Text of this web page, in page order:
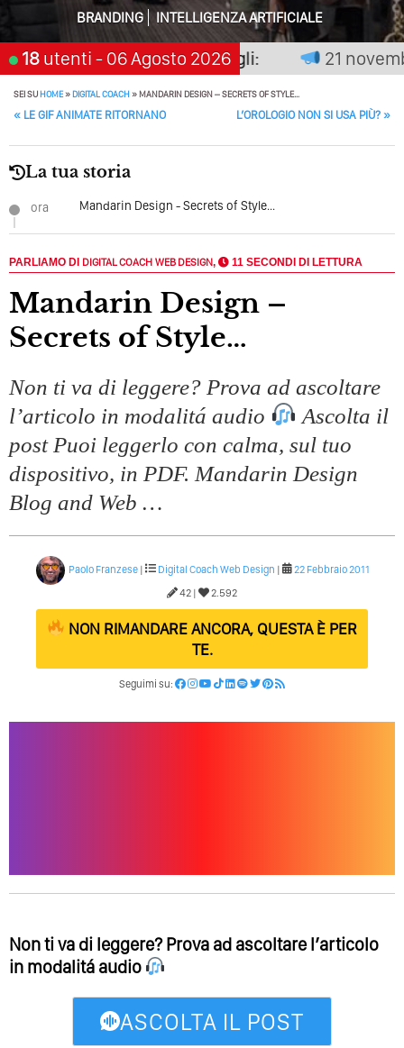
Perché Pubblicare Non Basta Più? Contenuti Di Valore O
Solo Rumore…
Perché Non Guadagni Sui Social Media? Probabilmente
Tutto Peggiorerà
Caso Delle Braccia Incrociate
Come Promuoversi Nel Wedding? Il Mio Intervento Per
L’Accademia Del Wedding
BRANDING
INTELLIGENZA ARTIFICIALE
18 utenti - 06 Agosto 2026
premia chi aspetta, scegli: 21 novembre
SEI SUHOME»DIGITAL COACH»MANDARIN DESIGN – SECRETS OF STYLE…
POST NAVIGATION
« LE GIF ANIMATE RITORNANO L’OROLOGIO NON SI USA PIÙ? »
La tua storia
ora Mandarin Design - Secrets of Style...
PARLIAMO DI DIGITAL COACH WEB DESIGN, 11 SECONDI DI LETTURA
Mandarin Design –
Secrets of Style…
Non ti va di leggere? Prova ad ascoltare
l’articolo in modalitá audio
Ascolta il
post Puoi leggerlo con calma, sul tuo
dispositivo, in PDF. Mandarin Design
Blog and Web …
Paolo Franzese | Digital Coach Web Design |
22 Febbraio 2011
42 |
2.592
NON RIMANDARE ANCORA, QUESTA È PER
TE.
Seguimi su:
Non ti va di leggere? Prova ad ascoltare l’articolo
in modalitá audio
ASCOLTA IL POST